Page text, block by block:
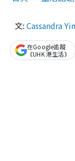
文: Cassandra
在Google追蹤
《UHK 港生活》